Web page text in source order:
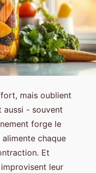
mais oublient
aussi - souvent
forge le
chaque
Et
leur